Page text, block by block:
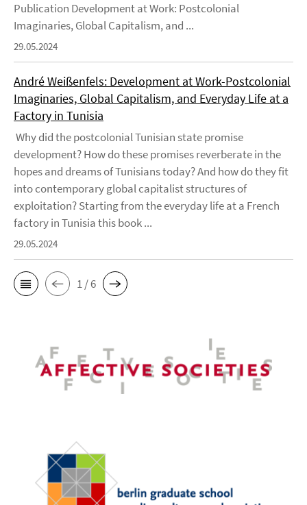
Publication Development at Work: Postcolonial
Imaginaries, Global Capitalism, and ...
29.05.2024
André Weißenfels: Development at Work-Postcolonial
Imaginaries, Global Capitalism, and Everyday Life at a
Factory in Tunisia
Why did the postcolonial Tunisian state promise
development? How do these promises reverberate in the
hopes and dreams of Tunisians today? And how do they fit
into contemporary global capitalist structures of
exploitation? Starting from the everyday life at a French
factory in Tunisia this book ...
29.05.2024
1 / 6